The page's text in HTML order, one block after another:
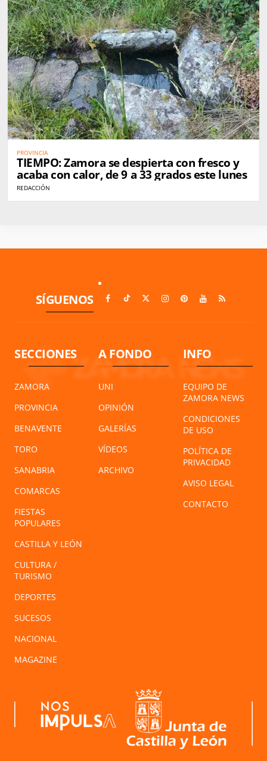
PROVINCIA
TIEMPO: Zamora se despierta con fresco y
acaba con calor, de 9 a 33 grados este lunes
REDACCIÓN
SÍGUENOS
SECCIONES
ZAMORA
PROVINCIA
BENAVENTE
TORO
SANABRIA
COMARCAS
FIESTAS
POPULARES
CASTILLA Y LEÓN
CULTURA /
TURISMO
DEPORTES
SUCESOS
NACIONAL
MAGAZINE
A FONDO
UNI
OPINIÓN
GALERÍAS
VÍDEOS
ARCHIVO
INFO
EQUIPO DE
ZAMORA NEWS
CONDICIONES
DE USO
POLÍTICA DE
PRIVACIDAD
AVISO LEGAL
CONTACTO